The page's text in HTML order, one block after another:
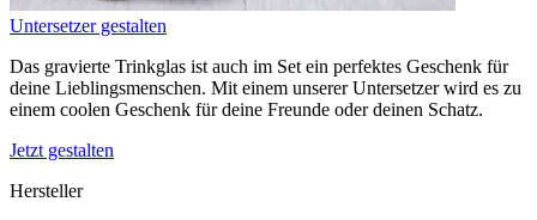
Untersetzer gestalten
Das gravierte Trinkglas ist auch im Set ein perfektes Geschenk für
deine Lieblingsmenschen. Mit einem unserer Untersetzer wird es zu
einem coolen Geschenk für deine Freunde oder deinen Schatz.
Jetzt gestalten
Hersteller